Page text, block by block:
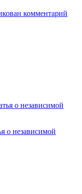
комментарий
о независимой